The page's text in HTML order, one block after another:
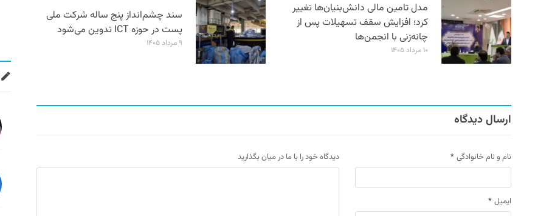
مدل تامین مالی دانش‌بنیان‌ها تغییر
کرد؛ افزایش سقف تسهیلات پس از
چانه‌زنی با انجمن‌ها
۱۰ مرداد ۱۴۰۵
سند چشم‌انداز پنج ساله شرکت ملی
پست در حوزه ICT تدوین می‌شود
۹ مرداد ۱۴۰۵
ارسال دیدگاه
نام و نام خانوادگی *
ایمیل *
دیدگاه خود را با ما در میان بگذارید